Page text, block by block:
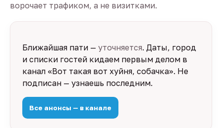
ворочает трафиком, а не визитками.
Ближайшая пати — уточняется. Даты, город
и списки гостей кидаем первым делом в
канал «Вот такая вот хуйня, собачка». Не
подписан — узнаешь последним.
Все анонсы — в канале